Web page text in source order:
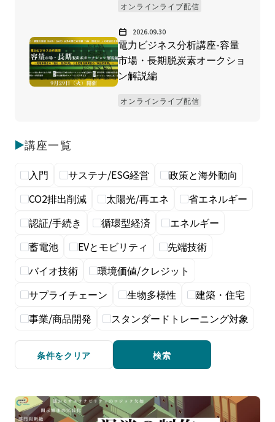
オンラインライブ配信
2026.09.30
電力ビジネス分析講座-容量
市場・長期脱炭素オークショ
ン解説編
オンラインライブ配信
講座一覧
入門 サステナ/ESG経営
政策と海外動向
CO2排出削減
太陽光/再エネ
省エネルギー
認証/手続き
循環型経済
エネルギー
蓄電池
EVとモビリティ
先端技術
バイオ技術
環境価値/クレジット
サプライチェーン
生物多様性
建築・住宅
事業/商品開発
スタンダードトレーニング対象
条件をクリア 検索